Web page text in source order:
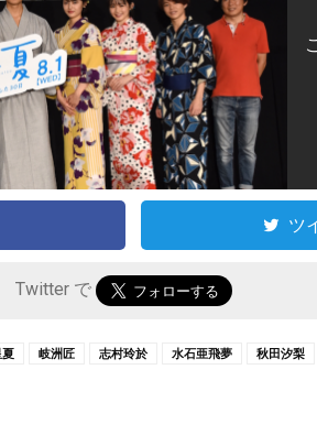
ツ
Twitter で
岐洲匠 志村玲於 水石亜飛夢 秋田汐梨